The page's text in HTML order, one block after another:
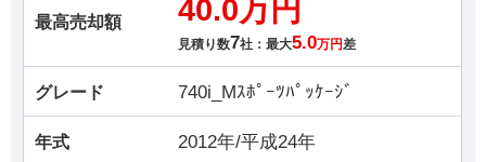
最高売却額 40.0万円
見積り数7社：最大5.0万円差
グレード 740i_Mｽﾎﾟｰﾂﾊﾟｯｹｰｼﾞ
年式 2012年/平成24年